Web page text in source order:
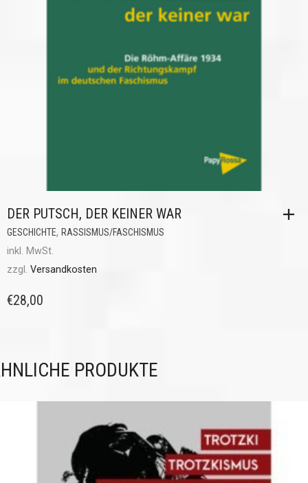
DER PUTSCH, DER KEINER WAR
GESCHICHTE, RASSISMUS/FASCHISMUS
inkl. MwSt.
zzgl. Versandkosten
€28,00
PRODUKTE